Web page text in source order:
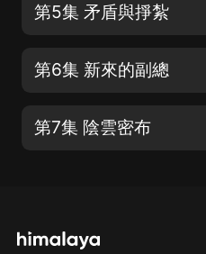
第5集 矛盾與掙紮
第6集 新來的副總
第7集 陰雲密布